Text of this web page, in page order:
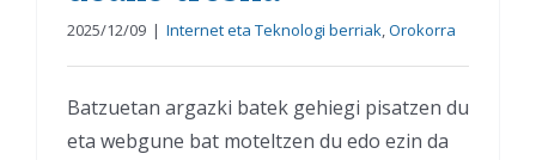
2025/12/09 | Internet eta Teknologi berriak,Orokorra
Batzuetan argazki batek gehiegi pisatzen du
eta webgune bat moteltzen du edo ezin da